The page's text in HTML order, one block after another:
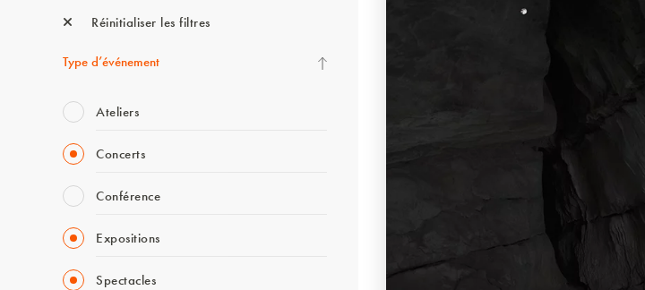
Réinitialiser les filtres
Type d’événement
Ateliers
Concerts
Conférence
Expositions
Spectacles